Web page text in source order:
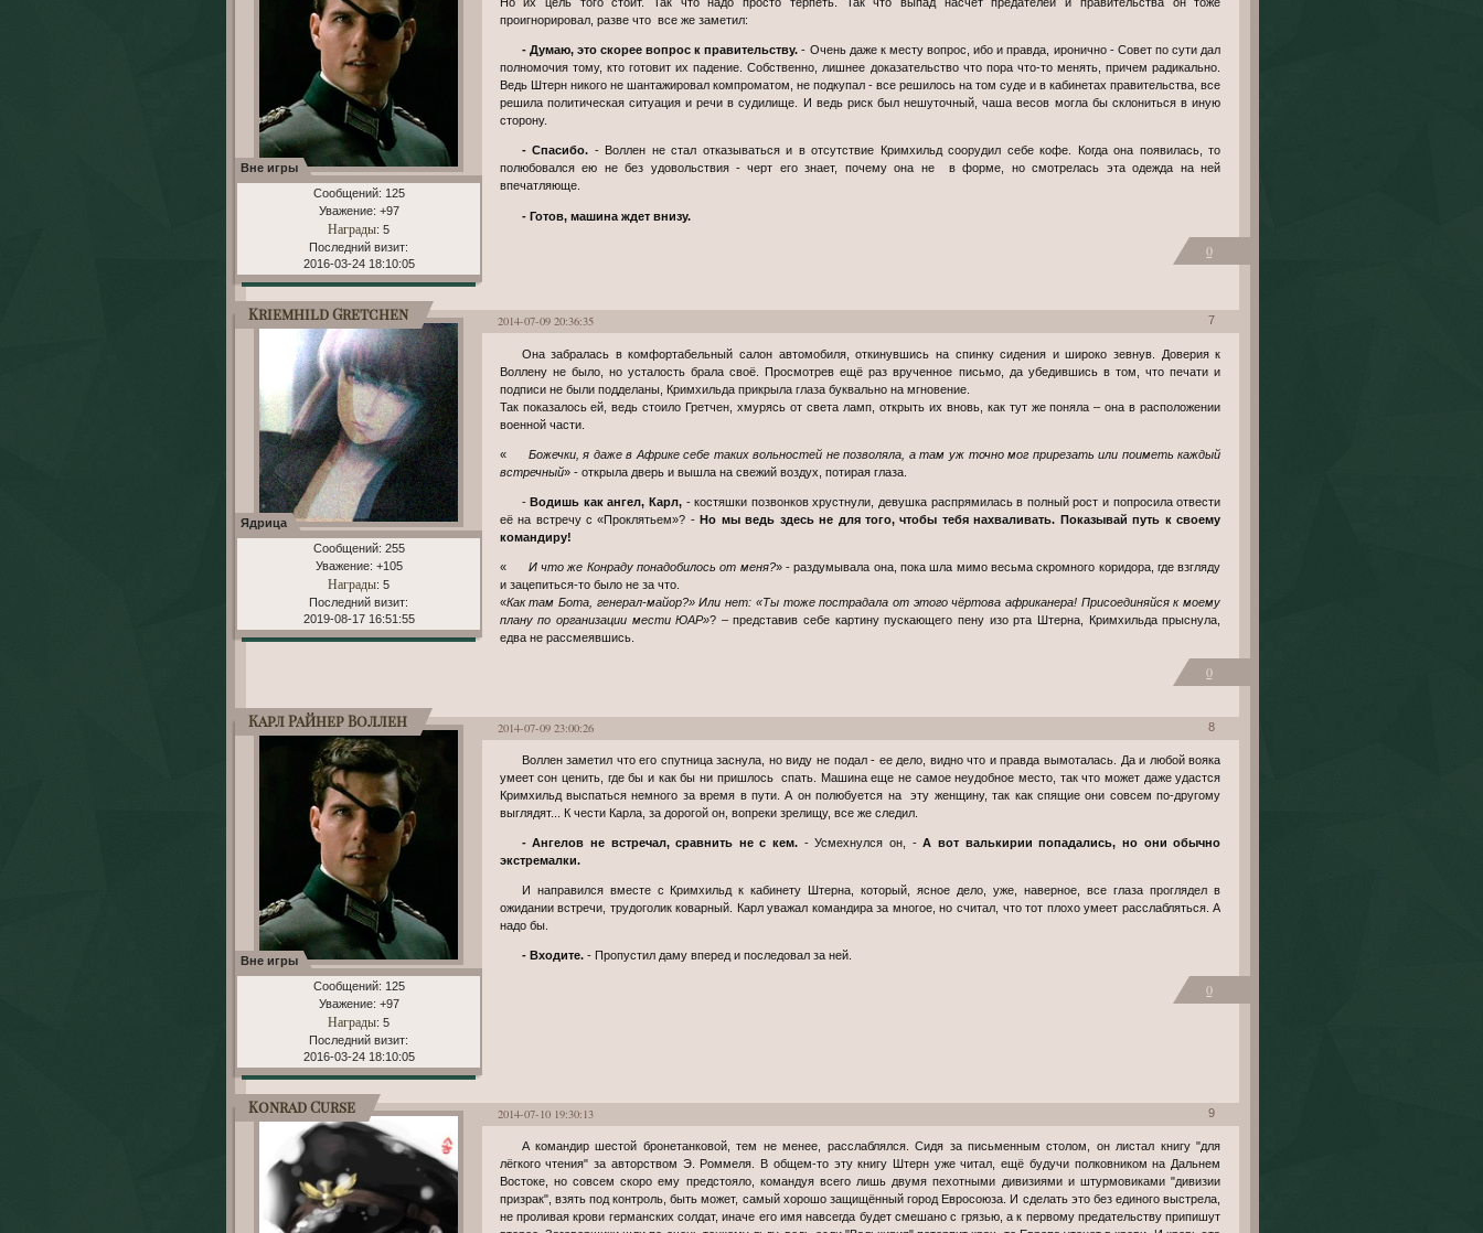
Вне игры
Сообщений: 125
Уважение: +97
Награды: 5
Последний визит:
2016-03-24 18:10:05
проигнорировал, разве что все же заметил:
- Думаю, это скорее вопрос к правительству. - Очень даже к месту вопрос, ибо и правда, иронично - Совет по сути дал
полномочия тому, кто готовит их падение. Собственно, лишнее доказательство что пора что-то менять, причем радикально.
Ведь Штерн никого не шантажировал компроматом, не подкупал - все решилось на том суде и в кабинетах правительства, все
решила политическая ситуация и речи в судилище. И ведь риск был нешуточный, чаша весов могла бы склониться в иную
сторону.
- Спасибо. - Воллен не стал отказываться и в отсутствие Кримхильд соорудил себе кофе. Когда она появилась, то
полюбовался ею не без удовольствия - черт его знает, почему она не в форме, но смотрелась эта одежда на ней
впечатляюще.
- Готов, машина ждет внизу.
0
7
2014-07-09 20:36:35
Kriemhild Gretchen
Ядрица
Сообщений: 255
Уважение: +105
Награды: 5
Последний визит:
2019-08-17 16:51:55
Она забралась в комфортабельный салон автомобиля, откинувшись на спинку сидения и широко зевнув. Доверия к
Воллену не было, но усталость брала своё. Просмотрев ещё раз врученное письмо, да убедившись в том, что печати и
подписи не были подделаны, Кримхильда прикрыла глаза буквально на мгновение.
Так показалось ей, ведь стоило Гретчен, хмурясь от света ламп, открыть их вновь, как тут же поняла – она в расположении
военной части.
«
Божечки, я даже в Африке себе таких вольностей не позволяла, а там уж точно мог прирезать или поиметь каждый
встречный» - открыла дверь и вышла на свежий воздух, потирая глаза.
-Водишь как ангел, Карл, - костяшки позвонков хрустнули, девушка распрямилась в полный рост и попросила отвести
её на встречу с «Проклятьем»? -Но мы ведь здесь не для того, чтобы тебя нахваливать. Показывай путь к своему
командиру!
« И что же Конраду понадобилось от меня?» - раздумывала она, пока шла мимо весьма скромного коридора, где взгляду
и зацепиться-то было не за что.
«Как там Бота, генерал-майор?» Или нет: «Ты тоже пострадала от этого чёртова африканера! Присоединяйся к моему
плану по организации мести ЮАР»? – представив себе картину пускающего пену изо рта Штерна, Кримхильда прыснула,
едва не рассмеявшись.
0
8
2014-07-09 23:00:26
Карл Райнер Воллен
Вне игры
Сообщений: 125
Уважение: +97
Награды: 5
Последний визит:
2016-03-24 18:10:05
Воллен заметил что его спутница заснула, но виду не подал - ее дело, видно что и правда вымоталась. Да и любой вояка
умеет сон ценить, где бы и как бы ни пришлось спать. Машина еще не самое неудобное место, так что может даже удастся
Кримхильд выспаться немного за время в пути. А он полюбуется на эту женщину, так как спящие они совсем по-другому
выглядят... К чести Карла, за дорогой он, вопреки зрелищу, все же следил.
- Ангелов не встречал, сравнить не с кем. - Усмехнулся он, -А вот валькирии попадались, но они обычно
экстремалки.
И направился вместе с Кримхильд к кабинету Штерна, который, ясное дело, уже, наверное, все глаза проглядел в
ожидании встречи, трудоголик коварный. Карл уважал командира за многое, но считал, что тот плохо умеет расслабляться. А
надо бы.
- Входите.- Пропустил даму вперед и последовал за ней.
0
9
2014-07-10 19:30:13
Konrad Curse
А командир шестой бронетанковой, тем не менее, расслаблялся. Сидя за письменным столом, он листал книгу "для
лёгкого чтения" за авторством Э. Роммеля. В общем-то эту книгу Штерн уже читал, ещё будучи полковником на Дальнем
Востоке, но совсем скоро ему предстояло, командуя всего лишь двумя пехотными дивизиями и штурмовиками "дивизии
призрак", взять под контроль, быть может, самый хорошо защищённый город Евросоюза. И сделать это без единого выстрела,
не проливая крови германских солдат, иначе его имя навсегда будет смешано с грязью, а к первому предательству припишут